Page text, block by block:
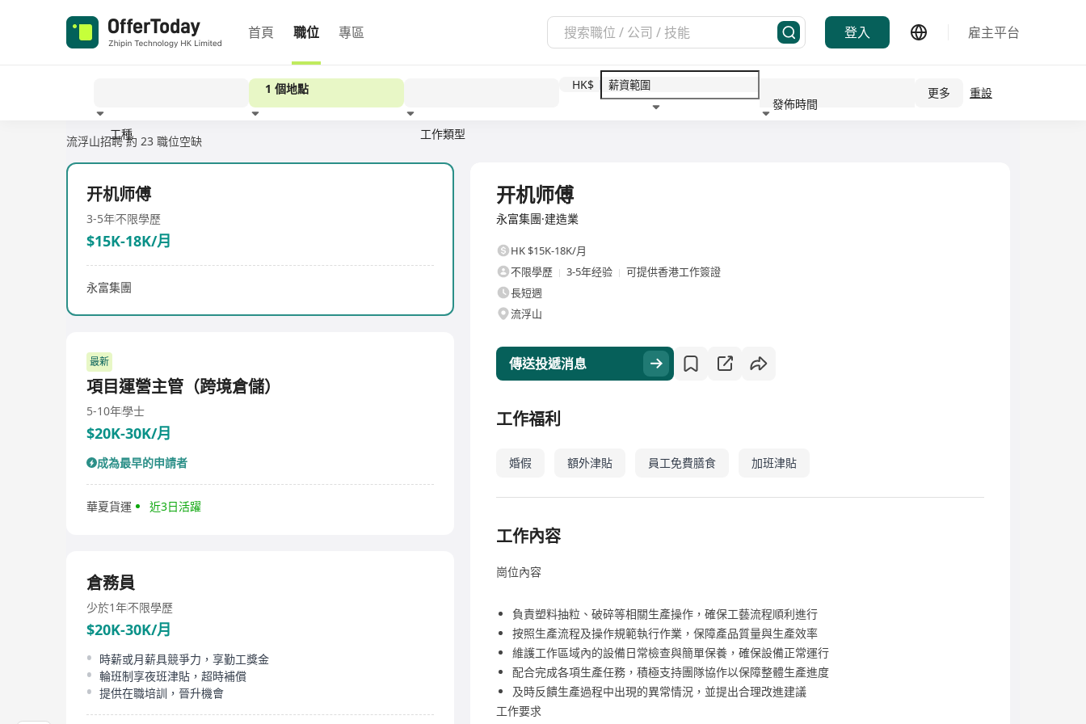
首頁 職位 專區 登入 雇主平台
工種
1 個地點
工作類型
HK$
發佈時間
更多 重設
流浮山招聘 約 23 職位空缺
开机师傅
3-5年不限學歷
$15K-18K/月
永富集團
最新
項目運營主管（跨境倉儲）
5-10年學士
$20K-30K/月
成為最早的申請者
華夏貨運 近3日活躍
倉務員
少於1年不限學歷
$20K-30K/月
時薪或月薪具競爭力，享勤工獎金
輪班制享夜班津貼，超時補償
提供在職培訓，晉升機會
开机师傅
永富集團·建造業
HK $15K-18K/月
不限學歷
3-5年经验
可提供香港工作簽證
長短週
流浮山
傳送投遞消息
工作福利
婚假 額外津貼 員工免費膳食 加班津貼
工作內容
崗位內容
負責塑料抽粒、破碎等相關生產操作，確保工藝流程順利進行
按照生產流程及操作規範執行作業，保障產品質量與生產效率
維護工作區域內的設備日常檢查與簡單保養，確保設備正常運行
配合完成各項生產任務，積極支持團隊協作以保障整體生產進度
及時反饋生產過程中出現的異常情況，並提出合理改進建議
工作要求